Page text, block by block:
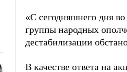
«С сегодняшнего дня
группы народных
дестабилизации
В качестве ответа на